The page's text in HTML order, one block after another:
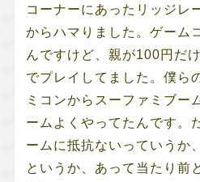
コーナーにあったリッジレ
からハマりました。ゲーム
んですけど、親が100円だ
でプレイしてました。僕ら
ミコンからスーファミブー
ームよくやってたんです。
ームに抵抗ないっていうか
というか、あって当たり前